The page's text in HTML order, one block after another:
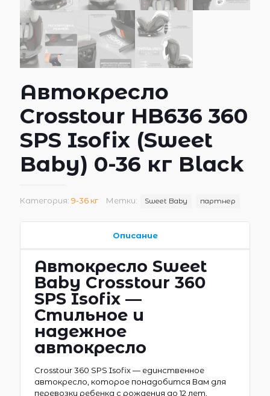
Автокресло
Crosstour HB636 360
SPS Isofix (Sweet
Baby) 0-36 кг Black
Категория: 9-36 кг Метки: Sweet Baby партнер
Описание
Автокресло Sweet
Baby Crosstour 360
SPS Isofix —
Стильное и
надежное
автокресло
Crosstour 360 SPS Isofix — единственное
автокресло, которое понадобится Вам для
перевозки ребенка с рождения до 12 лет,